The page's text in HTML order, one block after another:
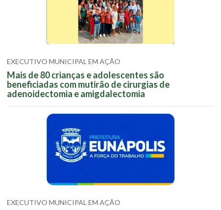
EXECUTIVO MUNICIPAL EM AÇÃO
Mais de 80 crianças e adolescentes são
beneficiadas com mutirão de cirurgias de
adenoidectomia e amigdalectomia
EXECUTIVO MUNICIPAL EM AÇÃO